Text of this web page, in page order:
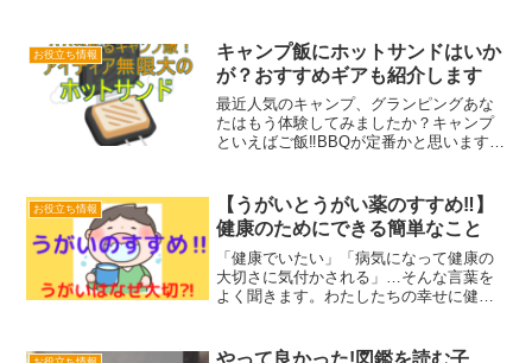
とをする取り組みなの?と、いう人もまだ
まだたくさんいる...
お役立ち情報
キャンプ飯にホットサンドはいか
が？おすすめギアも紹介します
最近人気のキャンプ、グランピングあな
たはもう体験してみましたか？キャンプ
といえばご飯‼️BBQが定番かと思います
どれもこれも持っていくと荷物が嵩張り
ますし用意するにもお...
お役立ち情報
【うがいとうがい薬のすすめ‼】
健康のためにできる簡単なこと
「健康でいたい」「病気になって健康の
大切さに気付かされる」…そんな言葉を
よく聞きます。わたしたちの幸せに健康
うに感じているでしょうか。健康のため
やって良かった!図鑑を読む子